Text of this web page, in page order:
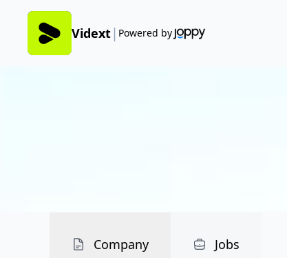
Vidext | Powered by
Company Jobs